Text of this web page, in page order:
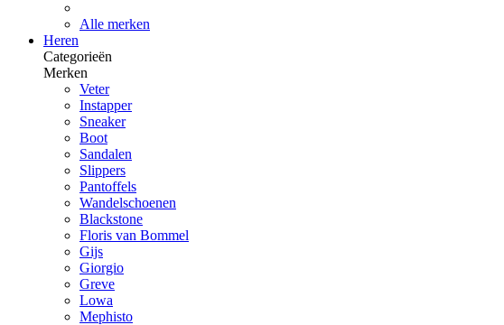
Alle merken
Heren
Categorieën
Merken
Veter
Instapper
Sneaker
Boot
Sandalen
Slippers
Pantoffels
Wandelschoenen
Blackstone
Floris van Bommel
Gijs
Giorgio
Greve
Lowa
Mephisto